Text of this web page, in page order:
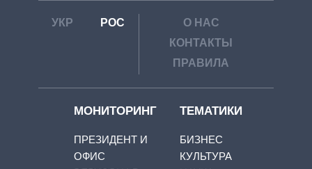
УКР РОС
О НАС
КОНТАКТЫ
ПРАВИЛА
МОНИТОРИНГ
ПРЕЗИДЕНТ И
ОФИС
ТЕМАТИКИ
БИЗНЕС
КУЛЬТУРА